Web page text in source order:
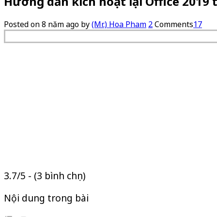
Posted on8 năm ago by(Mr.) Hoa Pham 2Comments17
3.7/5 - (3 bình chọn)
Nội dung trong bài